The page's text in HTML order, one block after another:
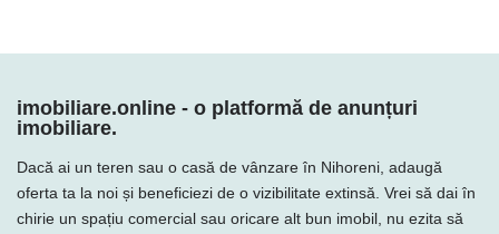
imobiliare.online - o platformă de anunțuri
imobiliare.
Dacă ai un teren sau o casă de vânzare în Nihoreni, adaugă
oferta ta la noi și beneficiezi de o vizibilitate extinsă. Vrei să dai în
chirie un spațiu comercial sau oricare alt bun imobil, nu ezita să